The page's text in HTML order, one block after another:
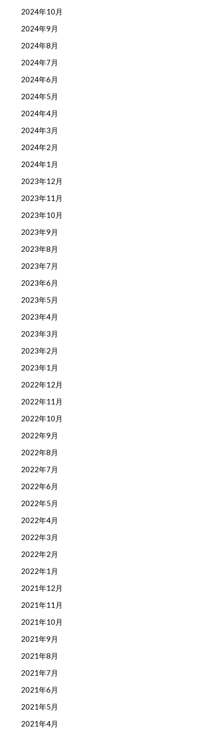
2024年10月
2024年9月
2024年8月
2024年7月
2024年6月
2024年5月
2024年4月
2024年3月
2024年2月
2024年1月
2023年12月
2023年11月
2023年10月
2023年9月
2023年8月
2023年7月
2023年6月
2023年5月
2023年4月
2023年3月
2023年2月
2023年1月
2022年12月
2022年11月
2022年10月
2022年9月
2022年8月
2022年7月
2022年6月
2022年5月
2022年4月
2022年3月
2022年2月
2022年1月
2021年12月
2021年11月
2021年10月
2021年9月
2021年8月
2021年7月
2021年6月
2021年5月
2021年4月